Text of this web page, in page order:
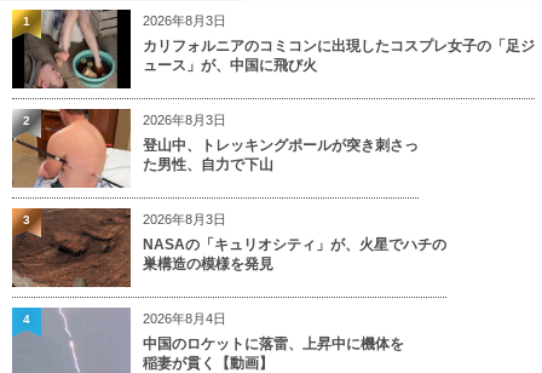
2026年8月3日
カリフォルニアのコミコンに出現したコスプレ女子の「足ジ
ュース」が、中国に飛び火
1
2026年8月3日
登山中、トレッキングポールが突き刺さっ
た男性、自力で下山
2
2026年8月3日
NASAの「キュリオシティ」が、火星でハチの
巣構造の模様を発見
3
2026年8月4日
中国のロケットに落雷、上昇中に機体を
稲妻が貫く【動画】
4